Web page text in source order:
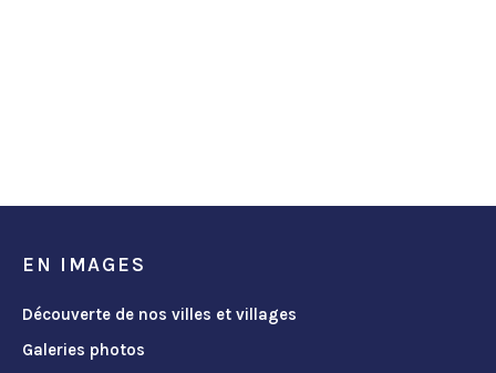
EN IMAGES
Découverte de nos villes et villages
Galeries photos